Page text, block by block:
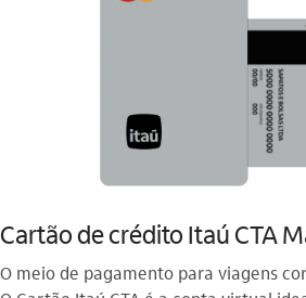
Cartão de crédito Itaú CTA
O meio de pagamento para viagens